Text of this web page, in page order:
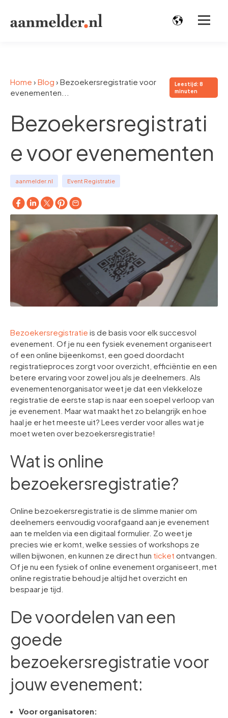
Home › Blog › Bezoekersregistratie voor
evenementen...
Leestijd: 8
minuten
Bezoekersregistrati
e voor evenementen
aanmelder.nl Event Registratie
Bezoekersregistratie is de basis voor elk succesvol
evenement. Of je nu een fysiek evenement organiseert
of een online bijeenkomst, een goed doordacht
registratieproces zorgt voor overzicht, efficiëntie en een
betere ervaring voor zowel jou als je deelnemers. Als
evenementenorganisator weet je dat een vlekkeloze
registratie de eerste stap is naar een soepel verloop van
je evenement. Maar wat maakt het zo belangrijk en hoe
haal je er het meeste uit? Lees verder voor alles wat je
moet weten over bezoekersregistratie!
Wat is online
bezoekersregistratie?
Online bezoekersregistratie is de slimme manier om
deelnemers eenvoudig voorafgaand aan je evenement
aan te melden via een digitaal formulier. Zo weet je
precies wie er komt, welke sessies of workshops ze
willen bijwonen, en kunnen ze direct hun ticket ontvangen.
Of je nu een fysiek of online evenement organiseert, met
online registratie behoud je altijd het overzicht en
bespaar je tijd.
De voordelen van een
goede
bezoekersregistratie voor
jouw evenement:
Voor organisatoren: